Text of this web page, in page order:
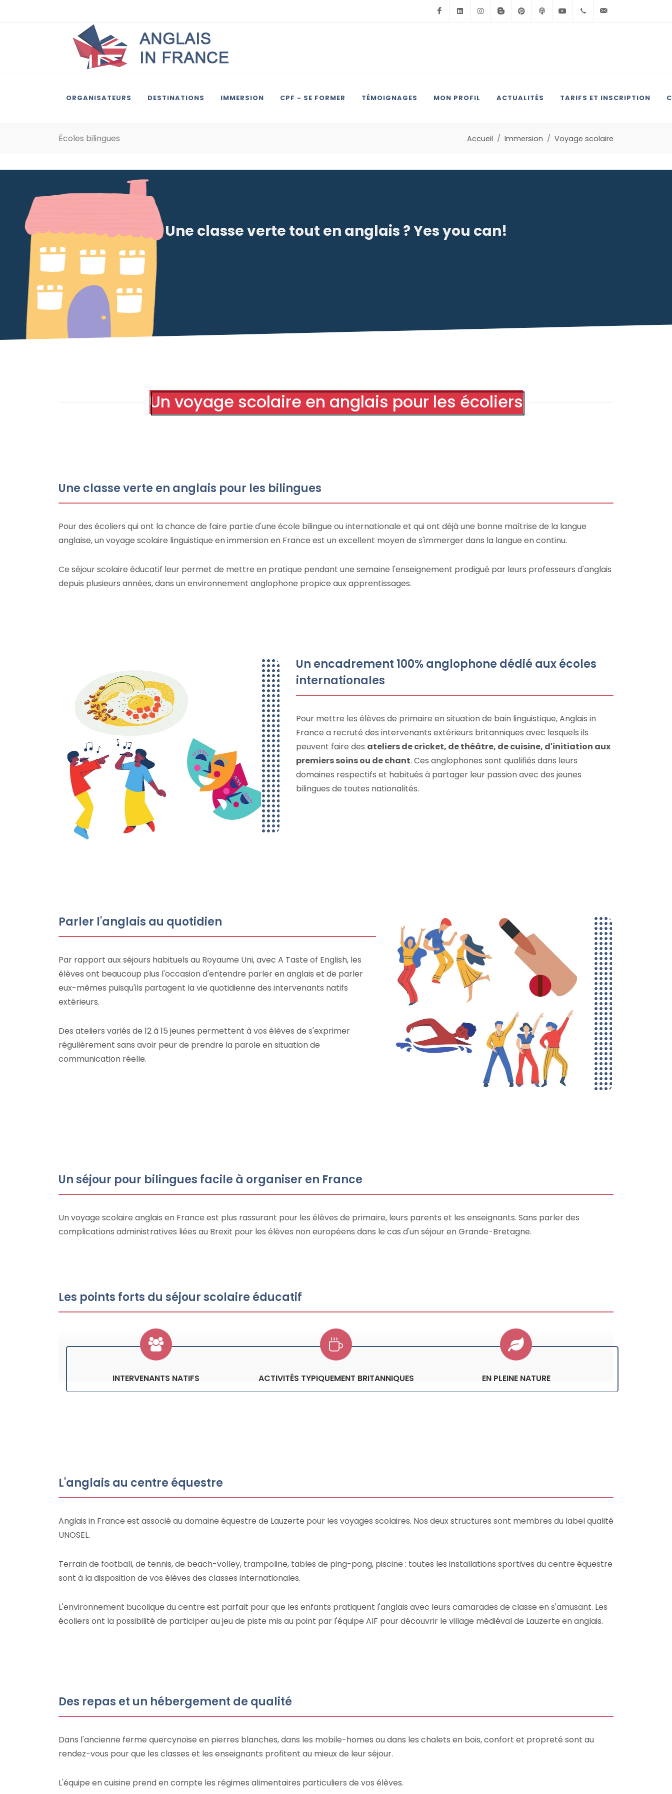
FacebookLinkedinInstagramBlogSpotPinterestPodcastYoutube+33(0)6.71.39.30.39
ORGANISATEURS DESTINATIONS IMMERSION CPF - SE FORMER TÉMOIGNAGES MON PROFIL ACTUALITÉS TARIFS ET INSCRIPTION
Écoles bilingues Accueil Immersion Voyage scolaire
Une classe verte tout en anglais ? Yes you can!
Un voyage scolaire en anglais pour les écoliers
Une classe verte en anglais pour les bilingues
Pour des écoliers qui ont la chance de faire partie d'une école bilingue ou internationale et qui ont déjà une bonne maîtrise de la langue
anglaise, un voyage scolaire linguistique en immersion en France est un excellent moyen de s'immerger dans la langue en continu.
Ce séjour scolaire éducatif leur permet de mettre en pratique pendant une semaine l'enseignement prodigué par leurs professeurs d'anglais
depuis plusieurs années, dans un environnement anglophone propice aux apprentissages.
Un encadrement 100% anglophone dédié aux écoles
internationales
Pour mettre les élèves de primaire en situation de bain linguistique, Anglais in
France a recruté des intervenants extérieurs britanniques avec lesquels ils
peuvent faire des ateliers de cricket, de théâtre, de cuisine, d'initiation aux
premiers soins ou de chant. Ces anglophones sont qualifiés dans leurs
domaines respectifs et habitués à partager leur passion avec des jeunes
bilingues de toutes nationalités.
Parler l'anglais au quotidien
Par rapport aux séjours habituels au Royaume Uni, avec A Taste of English, les
élèves ont beaucoup plus l'occasion d'entendre parler en anglais et de parler
eux-mêmes puisqu'ils partagent la vie quotidienne des intervenants natifs
extérieurs.
Des ateliers variés de 12 à 15 jeunes permettent à vos élèves de s'exprimer
régulièrement sans avoir peur de prendre la parole en situation de
communication réelle.
Un séjour pour bilingues facile à organiser en France
Un voyage scolaire anglais en France est plus rassurant pour les élèves de primaire, leurs parents et les enseignants. Sans parler des
complications administratives liées au Brexit pour les élèves non européens dans le cas d'un séjour en Grande-Bretagne.
Les points forts du séjour scolaire éducatif
INTERVENANTS NATIFS ACTIVITÉS TYPIQUEMENT BRITANNIQUES EN PLEINE NATURE
L'anglais au centre équestre
Anglais in France est associé au domaine équestre de Lauzerte pour les voyages scolaires. Nos deux structures sont membres du label qualité
UNOSEL.
Terrain de football, de tennis, de beach-volley, trampoline, tables de ping-pong, piscine : toutes les installations sportives du centre équestre
sont à la disposition de vos élèves des classes internationales.
L'environnement bucolique du centre est parfait pour que les enfants pratiquent l'anglais avec leurs camarades de classe en s'amusant. Les
écoliers ont la possibilité de participer au jeu de piste mis au point par l'équipe AIF pour découvrir le village médiéval de Lauzerte en anglais.
Des repas et un hébergement de qualité
Dans l'ancienne ferme quercynoise en pierres blanches, dans les mobile-homes ou dans les chalets en bois, confort et propreté sont au
rendez-vous pour que les classes et les enseignants profitent au mieux de leur séjour.
L'équipe en cuisine prend en compte les régimes alimentaires particuliers de vos élèves.